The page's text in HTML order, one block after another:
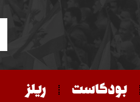
بودكاست ريلز